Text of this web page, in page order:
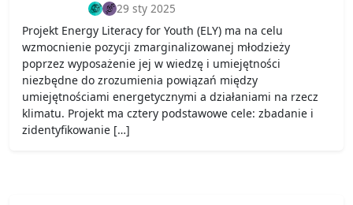
29 sty 2025
Projekt Energy Literacy for Youth (ELY) ma na celu
wzmocnienie pozycji zmarginalizowanej młodzieży
poprzez wyposażenie jej w wiedzę i umiejętności
niezbędne do zrozumienia powiązań między
umiejętnościami energetycznymi a działaniami na rzecz
klimatu. Projekt ma cztery podstawowe cele: zbadanie i
zidentyfikowanie […]